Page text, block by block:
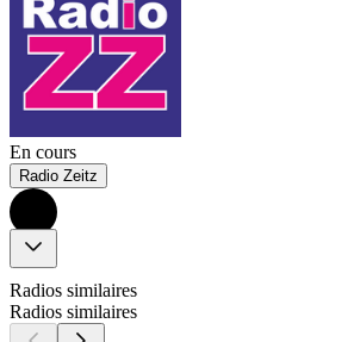
En cours
Radio Zeitz
Radios similaires
Radios similaires